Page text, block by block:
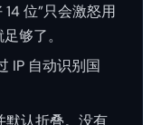
位”只会激怒用
够了。
IP 自动识别国
默认折叠。没有